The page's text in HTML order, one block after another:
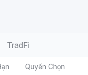
TradFi
Quyền Chọn